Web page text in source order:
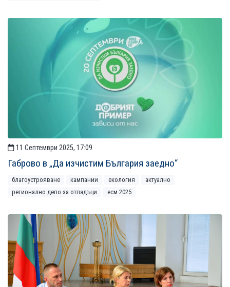
11 Септември 2025, 17:09
Габрово в „Да изчистим България заедно“
благоустрояване кампании екология
актуално
регионално депо за отпадъци
есм 2025